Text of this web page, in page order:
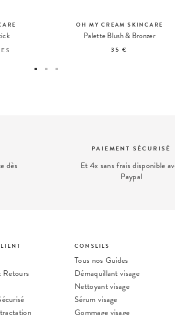
OH MY CREAM SKINCARE
Palette Blush & Bronzer
35 €
dès
PAIEMENT SÉCURISÉ
Et 4x sans frais disponible
Paypal
Retours
CONSEILS
Tous nos Guides
Démaquillant visage
Nettoyant visage
Sérum visage
Gommage visage